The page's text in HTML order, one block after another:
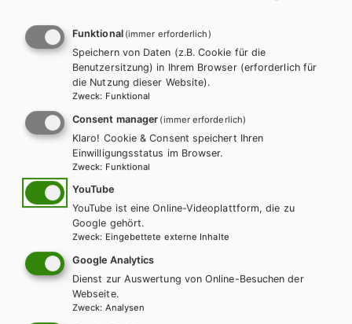
Weitere Bände dieser
Schulbuchreihe
Funktional (immer erforderlich)
Speichern von Daten (z.B. Cookie für die
Benutzersitzung) in Ihrem Browser (erforderlich für
die Nutzung dieser Website).
Zweck: Funktional
Consent manager (immer erforderlich)
Klaro! Cookie & Consent speichert Ihren
Einwilligungsstatus im Browser.
Zweck: Funktional
YouTube
YouTube ist eine Online-Videoplattform, die zu
Google gehört.
Zweck: Eingebettete externe Inhalte
Google Analytics
Dienst zur Auswertung von Online-Besuchen der
Webseite.
Zweck: Analysen